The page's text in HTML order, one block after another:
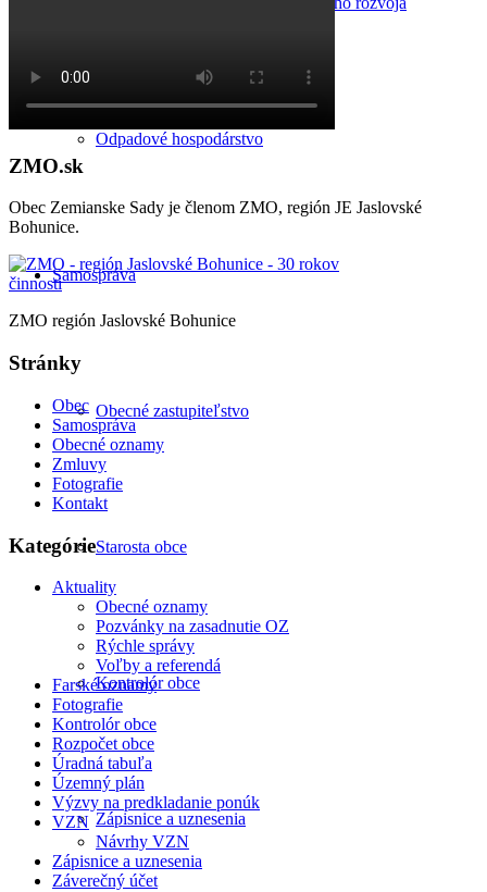
Odpadové hospodárstvo
Samospráva
Obecné zastupiteľstvo
Starosta obce
Kontrolór obce
Zápisnice a uznesenia
ZMO.sk
Obec Zemianske Sady je členom ZMO, región JE Jaslovské
Bohunice.
ZMO región Jaslovské Bohunice
Stránky
Obec
Samospráva
Obecné oznamy
Zmluvy
Fotografie
Kontakt
Kategórie
Aktuality
Obecné oznamy
Pozvánky na zasadnutie OZ
Rýchle správy
Voľby a referendá
Farské oznamy
Fotografie
Kontrolór obce
Rozpočet obce
Úradná tabuľa
Územný plán
Výzvy na predkladanie ponúk
VZN
Návrhy VZN
Zápisnice a uznesenia
Záverečný účet